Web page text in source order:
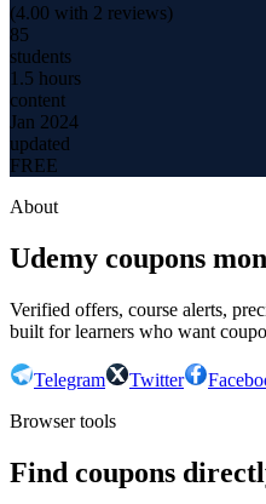
(4.00 with 2 reviews)
85
students
1.5 hours
content
Jan 2024
updated
FREE
About
Udemy coupons
Verified offers, course alerts,
built for learners who want
Telegram Twitter
Browser tools
Find coupons